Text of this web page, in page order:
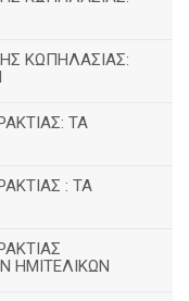
ΚΩΠΗΛΑΣΙΑΣ:
ΤΑ
: ΤΑ
ΗΜΙΤΕΛΙΚΩΝ